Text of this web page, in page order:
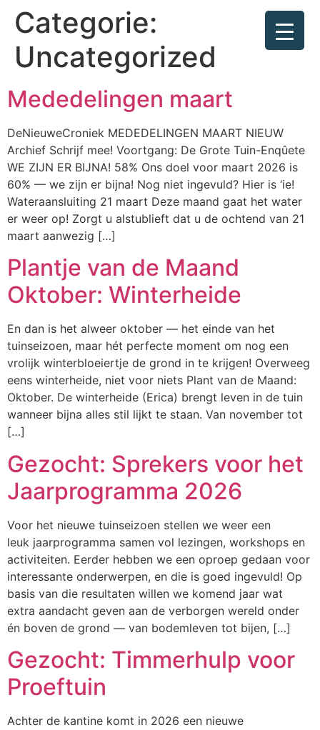
Categorie:
Uncategorized
Mededelingen maart
DeNieuweCroniek MEDEDELINGEN MAART NIEUW
Archief Schrijf mee! Voortgang: De Grote Tuin-Enqûete
WE ZIJN ER BIJNA! 58% Ons doel voor maart 2026 is
60% — we zijn er bijna! Nog niet ingevuld? Hier is ‘ie!
Wateraansluiting 21 maart Deze maand gaat het water
er weer op! Zorgt u alstublieft dat u de ochtend van 21
maart aanwezig […]
Plantje van de Maand
Oktober: Winterheide
En dan is het alweer oktober — het einde van het
tuinseizoen, maar hét perfecte moment om nog een
vrolijk winterbloeiertje de grond in te krijgen! Overweeg
eens winterheide, niet voor niets Plant van de Maand:
Oktober. De winterheide (Erica) brengt leven in de tuin
wanneer bijna alles stil lijkt te staan. Van november tot
[…]
Gezocht: Sprekers voor het
Jaarprogramma 2026
Voor het nieuwe tuinseizoen stellen we weer een
leuk jaarprogramma samen vol lezingen, workshops en
activiteiten. Eerder hebben we een oproep gedaan voor
interessante onderwerpen, en die is goed ingevuld! Op
basis van die resultaten willen we komend jaar wat
extra aandacht geven aan de verborgen wereld onder
én boven de grond — van bodemleven tot bijen, […]
Gezocht: Timmerhulp voor
Proeftuin
Achter de kantine komt in 2026 een nieuwe